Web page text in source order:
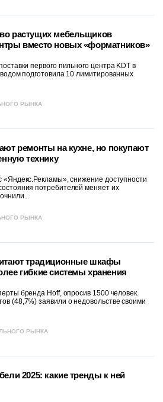
растущих мебельщиков
вместо новых «форматников»
первого пильного центра KDT в
подготовила 10 лимитированных
РЫНКА
ремонты на кухне, но покупают
технику
«Яндекс.Рекламы», снижение доступности
потребителей меняет их
РЫНКА
традиционные шкафы
гибкие системы хранения
бренда Hoff, опросив 1500 человек.
(48,7%) заявили о недовольстве своими
РЫНКА
2025: какие тренды к ней